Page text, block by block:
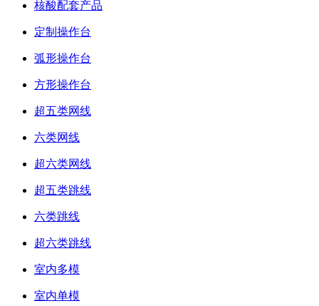
核酸配套产品
定制操作台
弧形操作台
方形操作台
超五类网线
六类网线
超六类网线
超五类跳线
六类跳线
超六类跳线
室内多模
室内单模